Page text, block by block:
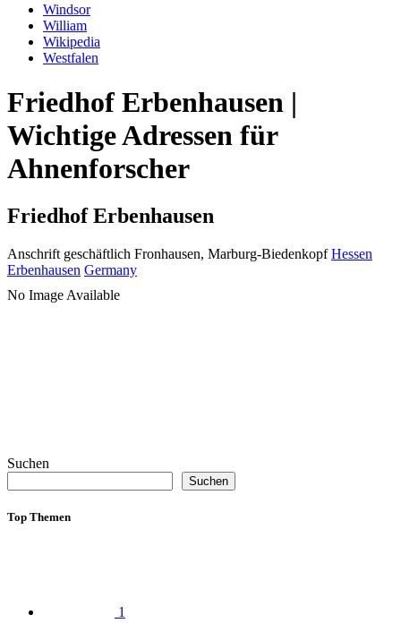
Windsor
William
Wikipedia
Westfalen
Friedhof Erbenhausen |
Wichtige Adressen für
Ahnenforscher
Friedhof Erbenhausen
Anschrift geschäftlich Fronhausen, Marburg-Biedenkopf Hessen
Erbenhausen Germany
No Image Available
Suchen
Suchen
Top Themen
1